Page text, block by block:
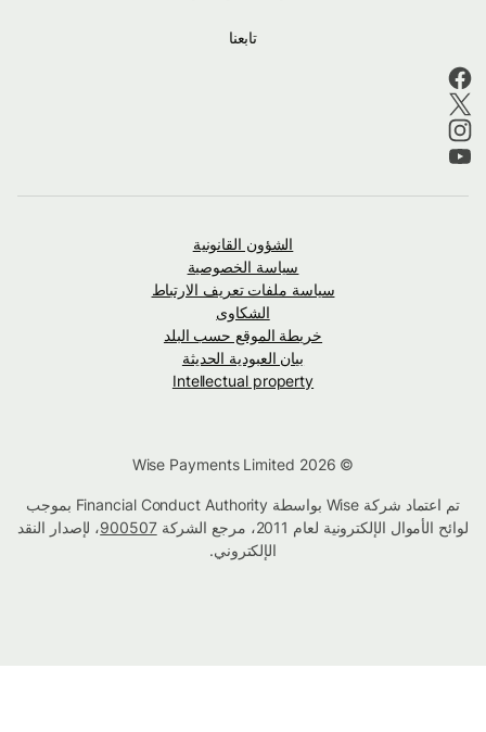
تابعنا
الشؤون القانونية
سياسة الخصوصية
سياسة ملفات تعريف الارتباط
الشكاوى
خريطة الموقع حسب البلد
بيان العبودية الحديثة
Intellectual property
تم اعتماد شركة Wise بواسطة Financial Conduct Authority بموجب
لوائح الأموال الإلكترونية لعام 2011، مرجع الشركة
900507، لإصدار النقد
الإلكتروني.